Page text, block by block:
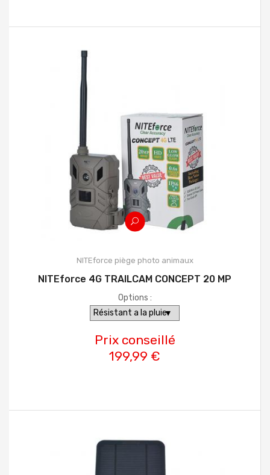
NITEforce piège photo animaux
NITEforce 4G TRAILCAM CONCEPT 20 MP
Options :
Prix conseillé
199,99 €